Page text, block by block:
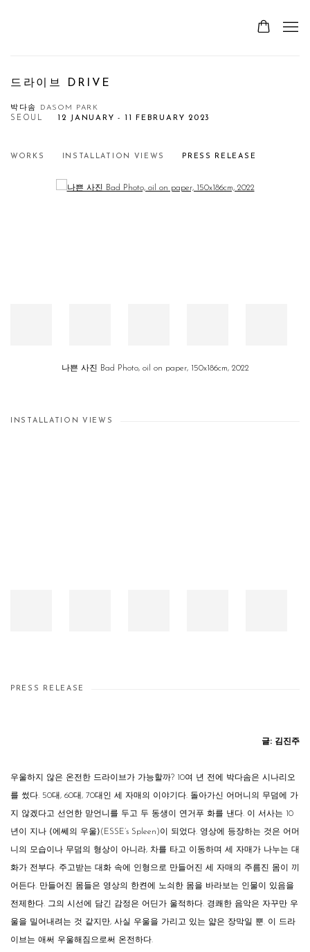
드라이브 DRIVE
박다솜 DASOM PARK
12 JANUARY - 11 FEBRUARY 2023
SEOUL
WORKS INSTALLATION VIEWS PRESS RELEASE
Open a larger version of the following image in a popup:
나쁜 사진 Bad Photo, oil on paper, 150x186cm, 2022
INSTALLATION VIEWS
PRESS RELEASE
글: 김진주
우울하지 않은 온전한 드라이브가 가능할까? 10여 년 전에 박다솜은 시나리오
를 썼다. 50대, 60대, 70대인 세 자매의 이야기다. 돌아가신 어머니의 무덤에 가
지 않겠다고 선언한 맏언니를 두고 두 동생이 연거푸 화를 낸다. 이 서사는 10
년이 지나 ⟨에쎄의 우울⟩(ESSE’s Spleen)이 되었다. 영상에 등장하는 것은 어머
니의 모습이나 무덤의 형상이 아니라, 차를 타고 이동하며 세 자매가 나누는 대
화가 전부다. 주고받는 대화 속에 인형으로 만들어진 세 자매의 주름진 몸이 끼
어든다. 만들어진 몸들은 영상의 한켠에 노쇠한 몸을 바라보는 인물이 있음을
전제한다. 그의 시선에 담긴 감정은 어딘가 울적하다. 경쾌한 음악은 자꾸만 우
울을 밀어내려는 것 같지만, 사실 우울을 가리고 있는 얇은 장막일 뿐. 이 드라
이브는 애써 우울해짐으로써 온전하다.